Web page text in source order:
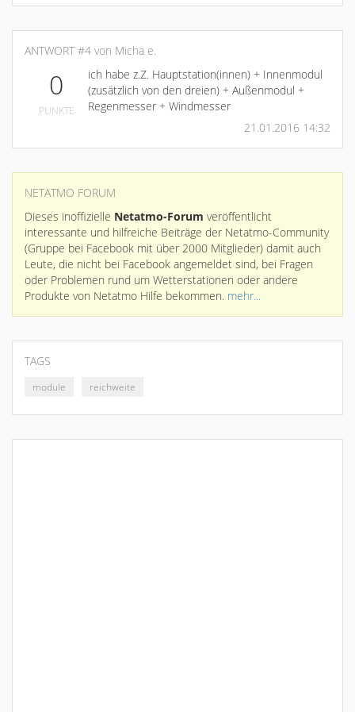
ANTWORT #4 von Micha e.
0
PUNKTE
ich habe z.Z. Hauptstation(innen) + Innenmodul
(zusätzlich von den dreien) + Außenmodul +
Regenmesser + Windmesser
21.01.2016 14:32
NETATMO FORUM
Dieses inoffizielle Netatmo-Forum veröffentlicht
interessante und hilfreiche Beiträge der Netatmo-Community
(Gruppe bei Facebook mit über 2000 Mitglieder) damit auch
Leute, die nicht bei Facebook angemeldet sind, bei Fragen
oder Problemen rund um Wetterstationen oder andere
Produkte von Netatmo Hilfe bekommen. mehr...
TAGS
module reichweite